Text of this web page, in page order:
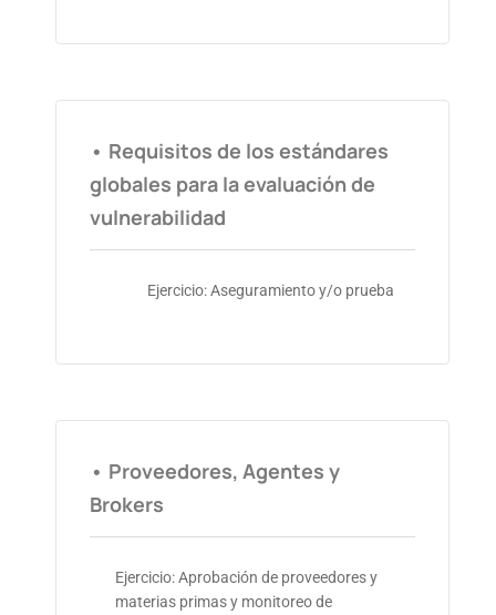
• Requisitos de los estándares
globales para la evaluación de
vulnerabilidad
Ejercicio: Aseguramiento y/o prueba
• Proveedores, Agentes y
Brokers
Ejercicio: Aprobación de proveedores y
materias primas y monitoreo de